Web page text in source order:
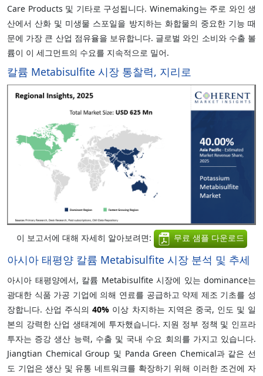
Care Products 및 기타로 구성됩니다. Winemaking는 주로 와인 생
산에서 산화 및 미생물 스포일을 방지하는 화합물의 중요한 기능 때
문에 가장 큰 산업 점유율을 보유합니다. 글로벌 와인 소비와 수출 볼
륨이 이 세그먼트의 수요를 지속적으로 밀어.
칼륨 Metabisulfite 시장 통찰력, 지리로
이 보고서에 대해 자세히 알아보려면: 무료 샘플 다운로드
아시아 태평양 칼륨 Metabisulfite 시장 분석 및 추세
아시아 태평양에서, 칼륨 Metabisulfite 시장에 있는 dominance는
광대한 식품 가공 기업에 의해 연료를 공급하고 약제 제조 기초를 성
장합니다. 산업 주식의40% 이상 차지하는 지역은 중국, 인도 및 일
본의 강력한 산업 생태계에 투자했습니다. 지원 정부 정책 및 인프라
투자는 증강 생산 능력, 수출 및 국내 수요 회의를 가지고 있습니다.
Jiangtian Chemical Group 및 Panda Green Chemical과 같은 선
도 기업은 생산 및 유통 네트워크를 확장하기 위해 이러한 조건에 자